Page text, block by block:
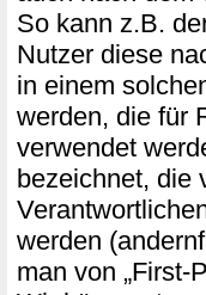
So kann z.B.
Nutzer diese
in einem
werden, die für
verwendet
bezeichnet, die
werden
man von „First-